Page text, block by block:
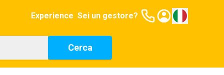
Experience Sei un gestore?
Cerca